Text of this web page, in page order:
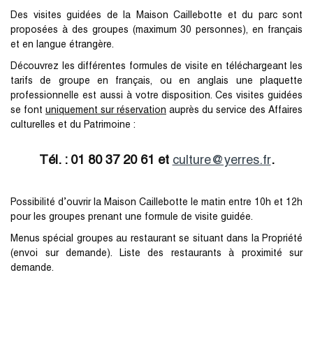
Des visites guidées de la Maison Caillebotte et du parc sont
proposées à des groupes (maximum 30 personnes), en français
et en langue étrangère.
Découvrez les différentes formules de visite en téléchargeant les
tarifs de groupe en français, ou en anglais une plaquette
professionnelle est aussi à votre disposition. Ces visites guidées
se font uniquement sur réservation auprès du service des Affaires
culturelles et du Patrimoine :
Tél. : 01 80 37 20 61 et culture@yerres.fr.
Possibilité d’ouvrir la Maison Caillebotte le matin entre 10h et 12h
pour les groupes prenant une formule de visite guidée.
Menus spécial groupes au restaurant se situant dans la Propriété
(envoi sur demande). Liste des restaurants à proximité sur
demande.